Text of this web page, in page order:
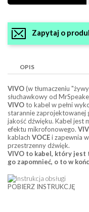
Zapytaj o
OPIS
VIVO(w tłumaczeniu
słuchawkowy od
VIVOto kabel w pełni
starannie
jakość dźwięku. Kabel jest
efektu mikrofonowego.
kablach VOCEi zapewnia
przestrzenny dźwięk.
VIVO to kabel, który jest
go zapomnieć, o to w
POBIERZ INSTRUKCJĘ